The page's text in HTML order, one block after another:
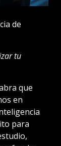
de
tu
que
en
para